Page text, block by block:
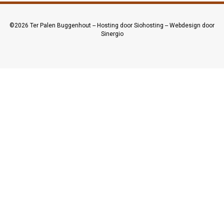
©2026 Ter Palen Buggenhout -- Hosting door Siohosting -- Webdesign door
Sinergio